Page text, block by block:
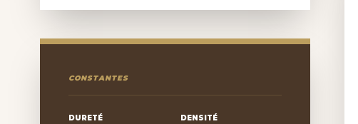
CONSTANTES
DURETÉ DENSITÉ